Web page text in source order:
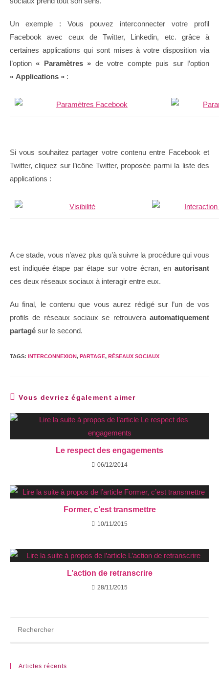
Un exemple : Vous pouvez interconnecter votre profil
Facebook avec ceux de Twitter, Linkedin, etc. grâce à
certaines applications qui sont mises à votre disposition via
l’option« Paramètres » de votre compte puis sur l’option
« Applications » :
Si vous souhaitez partager votre contenu entre Facebook et
Twitter, cliquez sur l’icône Twitter, proposée parmi la liste des
applications :
A ce stade, vous n’avez plus qu’à suivre la procédure qui vous
est indiquée étape par étape sur votre écran, en autorisant
ces deux réseaux sociaux à interagir entre eux.
Au final, le contenu que vous aurez rédigé sur l’un de vos
profils de réseaux sociaux se retrouvera automatiquement
partagé sur le second.
TAGS: INTERCONNEXION, PARTAGE, RÉSEAUX SOCIAUX
Vous devriez également aimer
Le respect des engagements
06/12/2014
Former, c’est transmettre
10/11/2015
L’action de retranscrire
28/11/2015
Articles récents